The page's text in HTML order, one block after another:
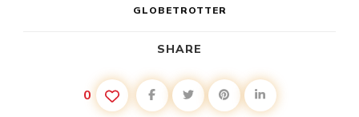
GLOBETROTTER
SHARE
0